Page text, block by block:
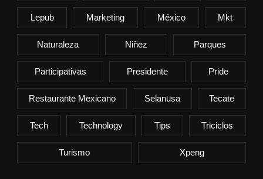
Lepub Marketing México Mkt
Naturaleza Niñez Parques
Participativas Presidente Pride
Restaurante Mexicano Selanusa Tecate
Tech Technology Tips Triciclos
Turismo Xpeng